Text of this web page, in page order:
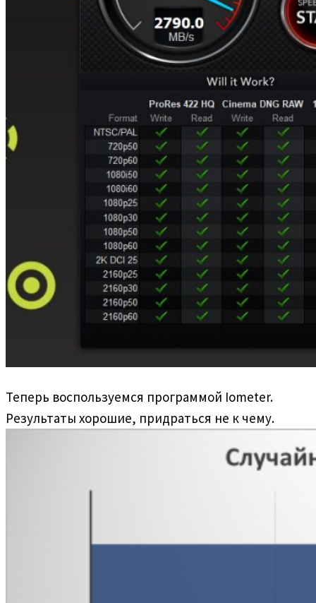
Теперь воспользуемся программой Iometer.
Результаты хорошие, придраться не к чему.